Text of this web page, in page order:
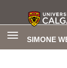
SIMONE
Toggle